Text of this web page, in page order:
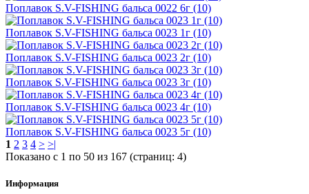
Поплавок S.V-FISHING бальса 0022 6г (10)
Поплавок S.V-FISHING бальса 0023 1г (10)
Поплавок S.V-FISHING бальса 0023 2г (10)
Поплавок S.V-FISHING бальса 0023 3г (10)
Поплавок S.V-FISHING бальса 0023 4г (10)
Поплавок S.V-FISHING бальса 0023 5г (10)
1 2 3 4 > >|
Показано с 1 по 50 из 167 (страниц: 4)
Информация